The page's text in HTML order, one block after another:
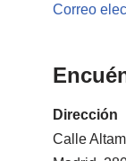
Correo
Dirección
Calle